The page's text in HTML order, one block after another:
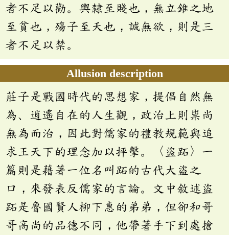
者不足以勸。輿隸至賤也，無立錐之地
至貧也，殤子至夭也，誠無欲，則是三
者不足以禁。
Allusion description
莊子是戰國時代的思想家，提倡自然無
為、逍遙自在的人生觀，政治上則祟尚
無為而治，因此對儒家的禮教規範與追
求王天下的理念加以抨擊。〈盜跖〉一
篇則是藉著一位名叫跖的古代大盜之
口，來發表反儒家的言論。文中敘述盜
跖是魯國賢人柳下惠的弟弟，但卻和哥
哥高尚的品德不同，他帶著手下到處搶